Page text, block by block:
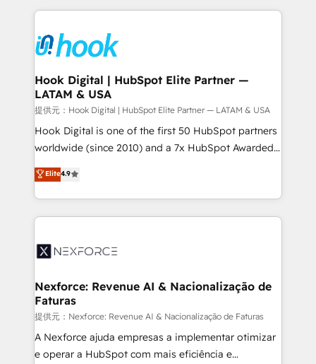
to help you keep winning. What We Do ⚙️ CRM
Data & Content 📈 Sales & Marketing Alignment +
Revenue Team Enablement 🤖 Breeze AI & Custom
Agent Creation 🔄 Custom Integrations & Data
Migration Why 1406 We become part of your team.
Your team learns while we build. We fix what others
broke. Built for mid-market reality—practical
solutions that work with your actual headcount and
HubSpot partners 🔄 Top 5% globally in client
retention 📅 8+ years of consistent results since 2017
move beyond spreadsheets into unified systems
Hook Digital | HubSpot Elite Partner —
LATAM & USA
提供元：Hook Digital | HubSpot Elite Partner — LATAM & USA
Hook Digital is one of the first 50 HubSpot partners
worldwide (since 2010) and a 7x HubSpot Awarded
Elite Partner. With 500+ projects across the U.S.,
Brazil, and LATAM, we combine global expertise with
regional experience. Today, we are Brazil’s largest
HubSpot Elite Partner—trusted by companies across
Implementation & Migration Onboarding across all
Station, Freshdesk, Intercom, and more. Custom
objects, automations, and integrations built for
growth. 🚀 AI-Driven GTM Orchestration Unify
HubSpot with LinkedIn, WhatsApp, email, paid
media, and AI voice to drive pipeline. 🤖 AI Custom
Elite4.9
Nexforce: Revenue AI & Nacionalização de
Faturas
提供元：Nexforce: Revenue AI & Nacionalização de Faturas
A Nexforce ajuda empresas a implementar otimizar
e operar a HubSpot com mais eficiência e